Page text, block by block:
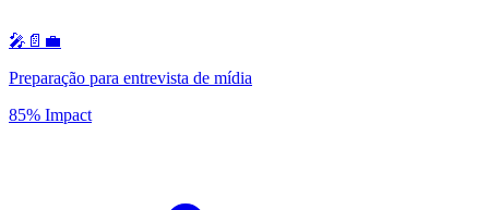
🎤📄💼
Preparação para entrevista de mídia
85% Impact